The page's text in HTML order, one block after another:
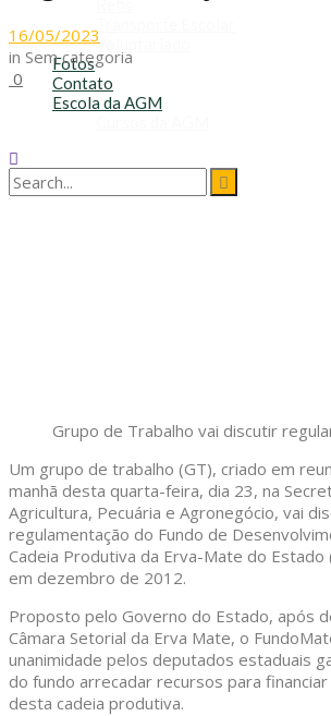
Voluntariado
Fotos
Contato
Escola da AGM
16/05/2023
in Sem categoria
0
Grupo de Trabalho vai discutir
Um grupo de trabalho (GT), criado em
manhã desta quarta-feira, dia 23, na
Agricultura, Pecuária e Agronegócio, vai
regulamentação do Fundo de
Cadeia Produtiva da Erva-Mate do Estado
em dezembro de 2012.
Proposto pelo Governo do Estado, após
Câmara Setorial da Erva Mate, o
unanimidade pelos deputados estaduais
do fundo arrecadar recursos para
desta cadeia produtiva.